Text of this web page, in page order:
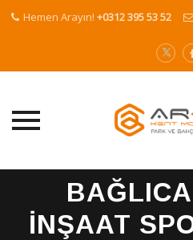
Hemen Arayın! +0312 395 53 52
contentİNŞAAT